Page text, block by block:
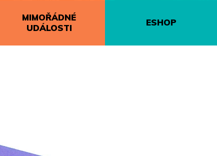
MIMOŘÁDNÉ
UDÁLOSTI
ESHOP